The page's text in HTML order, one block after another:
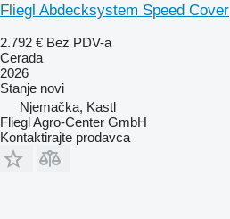
Fliegl Abdecksystem Speed Cover
2.792 € Bez PDV-a
Cerada
2026
Stanje novi
Njemačka, Kastl
Fliegl Agro-Center GmbH
Kontaktirajte prodavca